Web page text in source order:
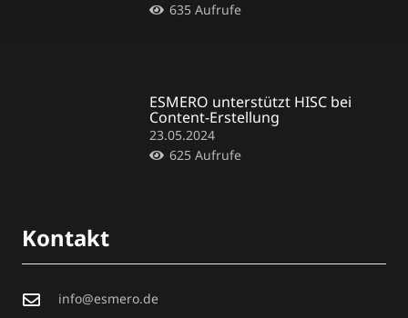
635Aufrufe
ESMERO unterstützt HISC bei
Content-Erstellung
23.05.2024
625Aufrufe
Kontakt
info@esmero.de